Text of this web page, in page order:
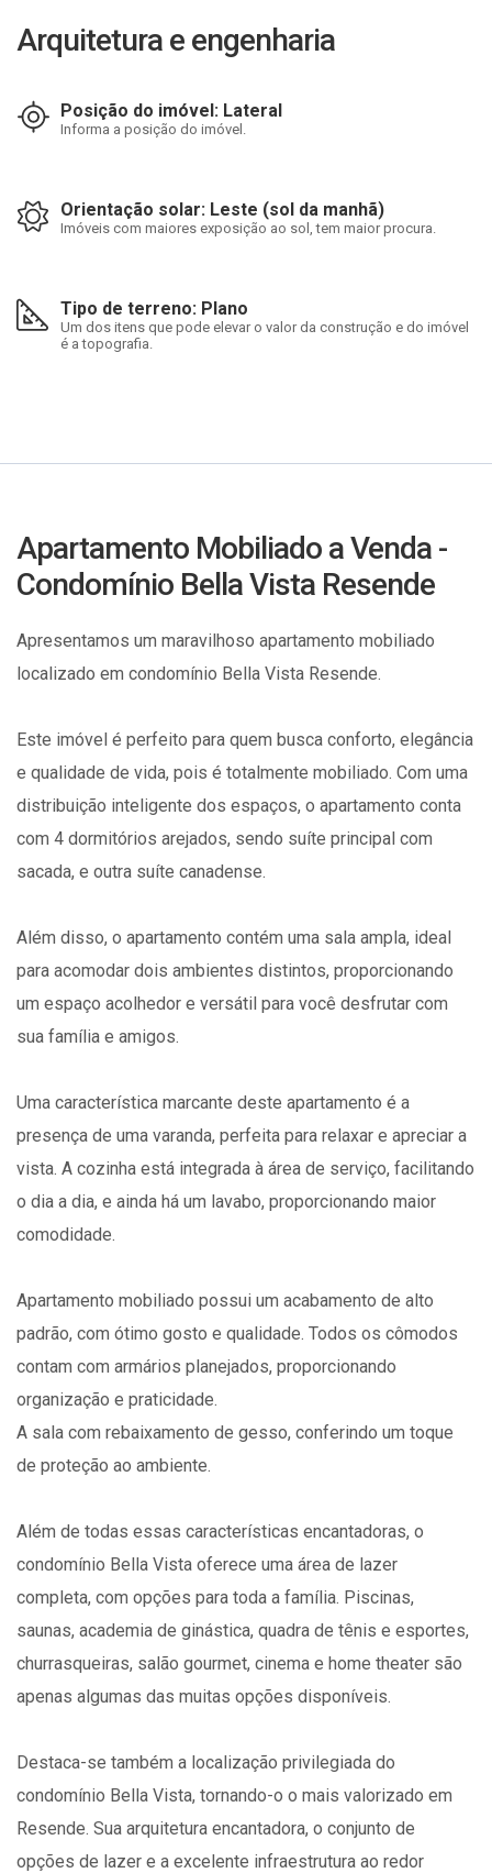
Arquitetura e engenharia
Posição do imóvel: Lateral
Informa a posição do imóvel.
Orientação solar: Leste (sol da manhã)
Imóveis com maiores exposição ao sol, tem maior procura.
Tipo de terreno: Plano
Um dos itens que pode elevar o valor da construção e do imóvel
é a topografia.
Apartamento Mobiliado a Venda -
Condomínio Bella Vista Resende
Apresentamos um maravilhoso apartamento mobiliado
localizado em condomínio Bella Vista Resende.
Este imóvel é perfeito para quem busca conforto, elegância
e qualidade de vida, pois é totalmente mobiliado. Com uma
distribuição inteligente dos espaços, o apartamento conta
com 4 dormitórios arejados, sendo suíte principal com
sacada, e outra suíte canadense.
Além disso, o apartamento contém uma sala ampla, ideal
para acomodar dois ambientes distintos, proporcionando
um espaço acolhedor e versátil para você desfrutar com
sua família e amigos.
Uma característica marcante deste apartamento é a
presença de uma varanda, perfeita para relaxar e apreciar a
vista. A cozinha está integrada à área de serviço, facilitando
o dia a dia, e ainda há um lavabo, proporcionando maior
comodidade.
Apartamento mobiliado possui um acabamento de alto
padrão, com ótimo gosto e qualidade. Todos os cômodos
contam com armários planejados, proporcionando
organização e praticidade.
A sala com rebaixamento de gesso, conferindo um toque
de proteção ao ambiente.
Além de todas essas características encantadoras, o
condomínio Bella Vista oferece uma área de lazer
completa, com opções para toda a família. Piscinas,
saunas, academia de ginástica, quadra de tênis e esportes,
churrasqueiras, salão gourmet, cinema e home theater são
apenas algumas das muitas opções disponíveis.
Destaca-se também a localização privilegiada do
condomínio Bella Vista, tornando-o o mais valorizado em
Resende. Sua arquitetura encantadora, o conjunto de
opções de lazer e a excelente infraestrutura ao redor